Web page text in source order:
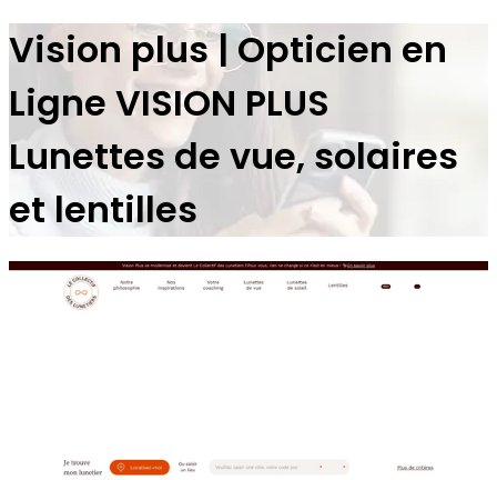
Vision plus | Opticien en
Ligne VISION PLUS
Lunettes de vue, solaires
et lentilles